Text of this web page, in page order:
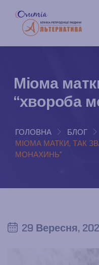
Міома
“хвороба
ГОЛОВНА
БЛОГ
МІОМА МАТКИ, ТАК
МОНАХИНЬ”
29 Вересня,